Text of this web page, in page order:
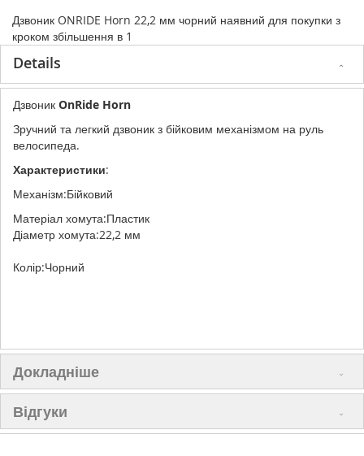
Дзвоник ONRIDE Horn 22,2 мм чорний наявний для покупки з
кроком збільшення в 1
Details
Дзвоник OnRide Horn
Зручний та легкий дзвоник з бійковим механізмом на руль
велосипеда.
Характеристики:
Механізм:Бійковий
Матеріал хомута:Пластик
Діаметр хомута:22,2 мм
Колір:Чорний
Докладніше
Відгуки